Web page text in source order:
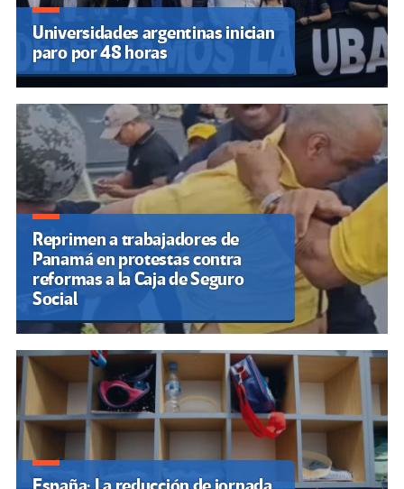
Universidades argentinas inician
paro por 48 horas
Reprimen a trabajadores de
Panamá en protestas contra
reformas a la Caja de Seguro
Social